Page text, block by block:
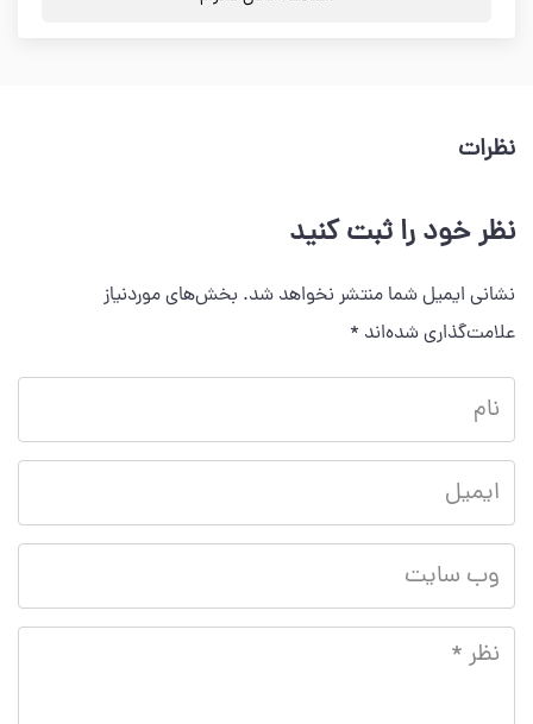
نظرات
نظر خود را ثبت کنید
نشانی ایمیل شما منتشر نخواهد شد. بخش‌های موردنیاز
علامت‌گذاری شده‌اند *